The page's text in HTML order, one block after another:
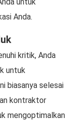
Anda.
kritik, Anda
untuk
biasanya selesai
kontraktor
mengoptimalkan